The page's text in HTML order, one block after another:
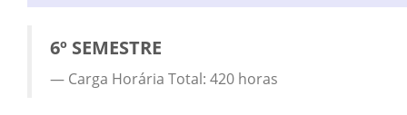
6º SEMESTRE
Carga Horária Total: 420 horas